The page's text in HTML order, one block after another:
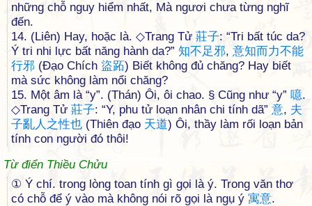
những chỗ nguy hiểm nhất, Mà ngươi chưa từng nghĩ
đến.
14. (Liên) Hay, hoặc là. ◇Trang Tử 莊子: “Tri bất túc da?
Ý tri nhi lực bất năng hành da?” 知不足邪, 意知而力不能
行邪 (Đạo Chích 盜跖) Biết không đủ chăng? Hay biết
mà sức không làm nổi chăng?
15. Một âm là “y”. (Thán) Ôi, ôi chao. § Cũng như “y” 噫.
◇Trang Tử 莊子: “Y, phu tử loạn nhân chi tính dã” 意, 夫
子亂人 之性也 (Thiên đạo 天道) Ôi, thầy làm rối loạn bản
tính con người đó thôi!
Từ điển Thiều Chửu
① Ý chí. trong lòng toan tính gì gọi là ý. Trong văn thơ
có chỗ để ý vào mà không nói rõ gọi là ngụ ý 寓意.